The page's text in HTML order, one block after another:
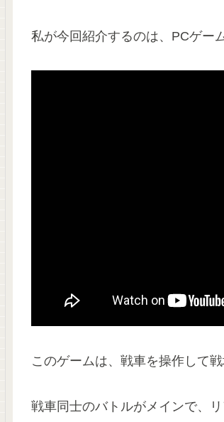
私が今回紹介するのは、PCゲー
このゲームは、戦車を操作して
戦車同士のバトルがメインで、